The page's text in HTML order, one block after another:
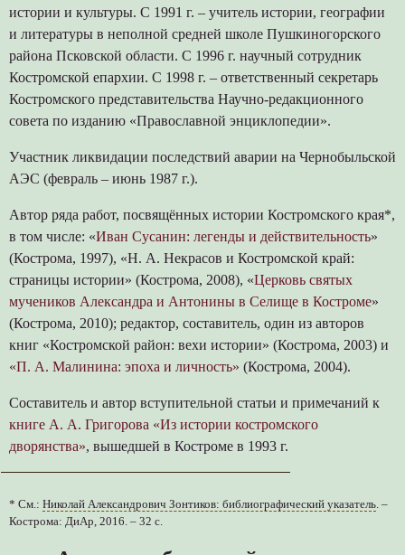
истории и культуры. С 1991 г. – учитель истории, географии
и литературы в неполной средней школе Пушкиногорского
района Псковской области. С 1996 г. научный сотрудник
Костромской епархии. С 1998 г. – ответственный секретарь
Костромского представительства Научно-редакционного
совета по изданию «Православной энциклопедии».
Участник ликвидации последствий аварии на Чернобыльской
АЭС (февраль – июнь 1987 г.).
Автор ряда работ, посвящённых истории Костромского края*,
в том числе: «Иван Сусанин: легенды и действительность»
(Кострома, 1997), «Н. А. Некрасов и Костромской край:
страницы истории» (Кострома, 2008), «Церковь святых
мучеников Александра и Антонины в Селище в Костроме»
(Кострома, 2010); редактор, составитель, один из авторов
книг «Костромской район: вехи истории» (Кострома, 2003) и
«П. А. Малинина: эпоха и личность» (Кострома, 2004).
Составитель и автор вступительной статьи и примечаний к
книге А. А. Григорова «Из истории костромского
дворянства», вышедшей в Костроме в 1993 г.
* См.: Николай Александрович Зонтиков: библиографический указатель. –
Кострома: ДиАр, 2016. – 32 с.